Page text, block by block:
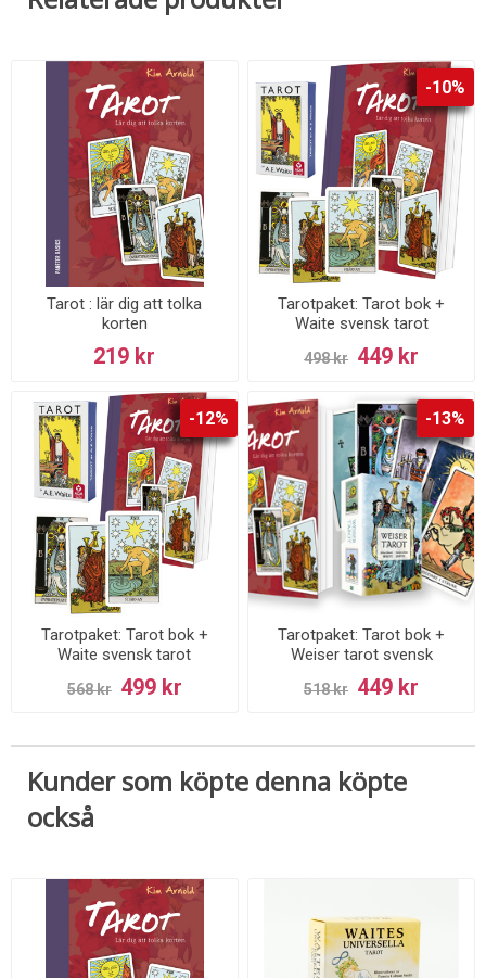
Tarot : lär dig att tolka
korten
219 kr
-10%
Tarotpaket: Tarot bok +
Waite svensk tarot
(pocketstorlek)
498 kr 449 kr
-12%
Tarotpaket: Tarot bok +
Waite svensk tarot
(standardstorlek)
568 kr 499 kr
-13%
Tarotpaket: Tarot bok +
Weiser tarot svensk
518 kr 449 kr
Kunder som köpte denna köpte
också